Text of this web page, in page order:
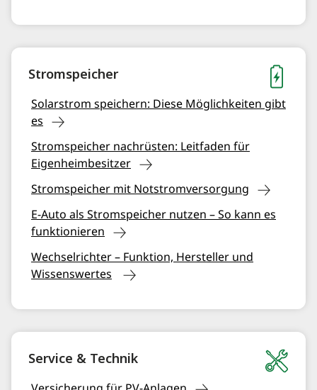
Stromspeicher
Solarstrom speichern: Diese Möglichkeiten gibt
es
Stromspeicher nachrüsten: Leitfaden für
Eigenheimbesitzer
Stromspeicher mit Notstromversorgung
E-Auto als Stromspeicher nutzen – So kann es
funktionieren
Wechselrichter – Funktion, Hersteller und
Wissenswertes
Service & Technik